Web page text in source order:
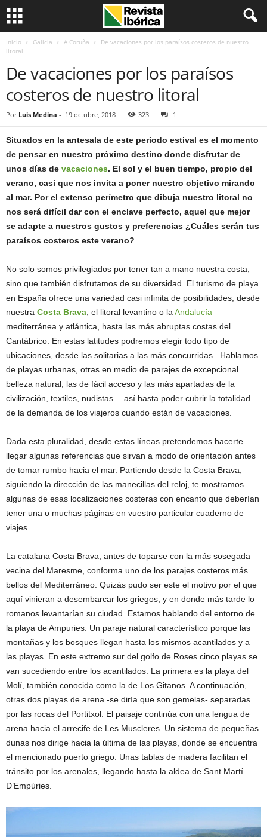
Inicio Galicia A Coruña
De vacaciones por los paraísos costeros de nuestro
litoral
De vacaciones por los paraísos
costeros de nuestro litoral
Por Luis Medina - 19 octubre, 2018 323 1
Situados en la antesala de este periodo estival es el momento
de pensar en nuestro próximo destino donde disfrutar de
unos días de vacaciones. El sol y el buen tiempo, propio del
verano, casi que nos invita a poner nuestro objetivo mirando
al mar. Por el extenso perímetro que dibuja nuestro litoral no
nos será difícil dar con el enclave perfecto, aquel que mejor
se adapte a nuestros gustos y preferencias ¿Cuáles serán tus
paraísos costeros este verano?
No solo somos privilegiados por tener tan a mano nuestra costa,
sino que también disfrutamos de su diversidad. El turismo de playa
en España ofrece una variedad casi infinita de posibilidades, desde
nuestra Costa Brava , el litoral levantino o la Andalucía
mediterránea y atlántica, hasta las más abruptas costas del
Cantábrico. En estas latitudes podremos elegir todo tipo de
ubicaciones, desde las solitarias a las más concurridas. Hablamos
de playas urbanas, otras en medio de parajes de excepcional
belleza natural, las de fácil acceso y las más apartadas de la
civilización, textiles, nudistas… así hasta poder cubrir la totalidad
de la demanda de los viajeros cuando están de vacaciones.
Dada esta pluralidad, desde estas líneas pretendemos hacerte
llegar algunas referencias que sirvan a modo de orientación antes
de tomar rumbo hacia el mar. Partiendo desde la Costa Brava,
siguiendo la dirección de las manecillas del reloj, te mostramos
algunas de esas localizaciones costeras con encanto que deberían
tener una o muchas páginas en vuestro particular cuaderno de
viajes.
La catalana Costa Brava, antes de toparse con la más sosegada
vecina del Maresme, conforma uno de los parajes costeros más
bellos del Mediterráneo. Quizás pudo ser este el motivo por el que
aquí vinieran a desembarcar los griegos, y en donde más tarde lo
romanos levantarían su ciudad. Estamos hablando del entorno de
la playa de Ampuries. Un paraje natural característico porque las
montañas y los bosques llegan hasta los mismos acantilados y a
las playas. En este extremo sur del golfo de Roses cinco playas se
van sucediendo entre los acantilados. La primera es la playa del
Molí, también conocida como la de Los Gitanos. A continuación,
otras dos playas de arena -se diría que son gemelas- separadas
por las rocas del Portitxol. El paisaje continúa con una lengua de
arena hacia el arrecife de Les Muscleres. Un sistema de pequeñas
dunas nos dirige hacia la última de las playas, donde se encuentra
el mencionado puerto griego. Unas tablas de madera facilitan el
tránsito por los arenales, llegando hasta la aldea de Sant Martí
D’Empúries.